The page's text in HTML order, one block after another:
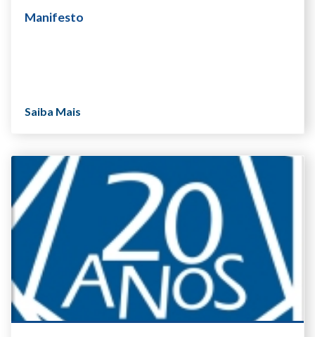
Manifesto
Saiba Mais